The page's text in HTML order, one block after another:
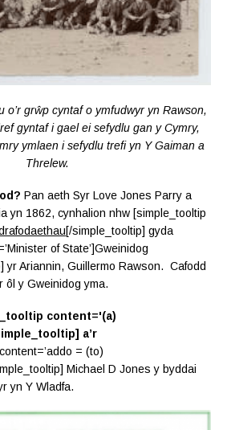
o’r grŵp cyntaf o ymfudwyr yn Rawson,
gyntaf i gael ei sefydlu gan y Cymry,
ymlaen i sefydlu trefi yn Y Gaiman a
Threlew.
Pan aeth Syr Love Jones Parry a
yn 1862, cynhalion nhw [simple_tooltip
[/simple_tooltip] gyda
of State’]Gweinidog
yr Ariannin, Guillermo Rawson. Cafodd
ôl y Gweinidog yma.
content='(a)
a’r
= (to)
Michael D Jones y byddai
yn Y Wladfa.